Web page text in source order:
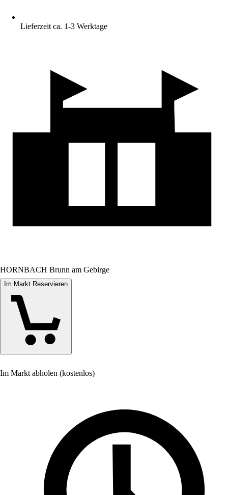
Lieferzeit ca. 1-3 Werktage
HORNBACH Brunn am Gebirge
Im Markt Reservieren
Im Markt abholen (kostenlos)